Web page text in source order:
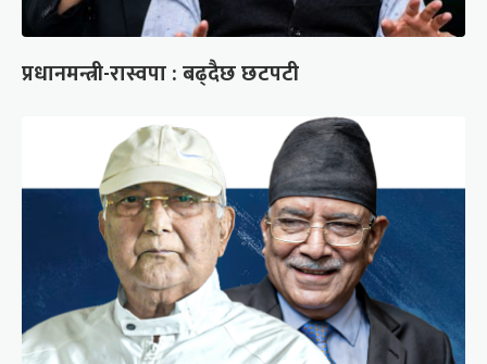
प्रधानमन्त्री-रास्वपा : बढ्दैछ छटपटी